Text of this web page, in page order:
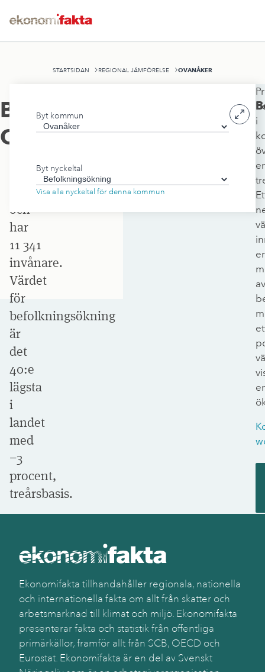
STARTSIDAN REGIONAL JÄMFÖRELSE OVANÅKER
Befolkningsökning
Ovanåker
kommun
ligger
Gävleborgs
och
har
11 341
invånare.
Värdet
för
befolkningsökning
är
det
40:e
lägsta
i
landet
med
−3
procent,
treårsbasis.
Byt kommun
Byt nyckeltal
Visa alla nyckeltal för denna kommun
i
av
Ekonomifakta tillhandahåller regionala, nationella
och internationella fakta om allt från skatter och
arbetsmarknad till klimat och miljö. Ekonomifakta
presenterar fakta och statistik från offentliga
primärkällor, framför allt från SCB, OECD och
Eurostat. Ekonomifakta är en del av Svenskt